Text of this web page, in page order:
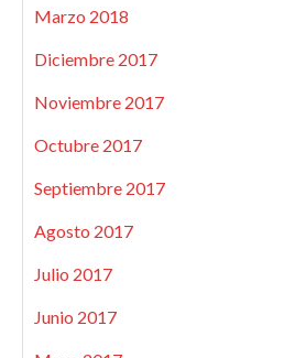
Marzo 2018
Diciembre 2017
Noviembre 2017
Octubre 2017
Septiembre 2017
Agosto 2017
Julio 2017
Junio 2017